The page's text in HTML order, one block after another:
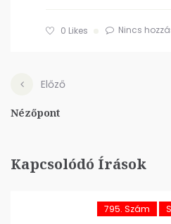
0 Likes Nincs
Előző
Nézőpont
Kapcsolódó Írások
795. Szám